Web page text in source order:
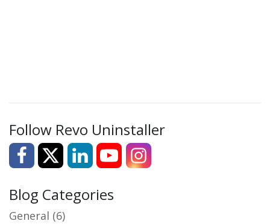
Follow Revo Uninstaller
Blog Categories
General (6)